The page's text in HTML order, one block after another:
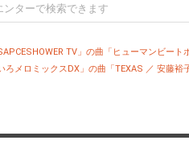
TV」の曲「ヒューマンビート
ろメロミックスDX」の曲「TEXAS ／ 安藤裕